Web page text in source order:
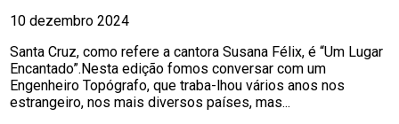
10 dezembro 2024
Santa Cruz, como refere a cantora Susana Félix, é “Um Lugar
Encantado”.Nesta edição fomos conversar com um
Engenheiro Topógrafo, que traba-lhou vários anos nos
estrangeiro, nos mais diversos países, mas...